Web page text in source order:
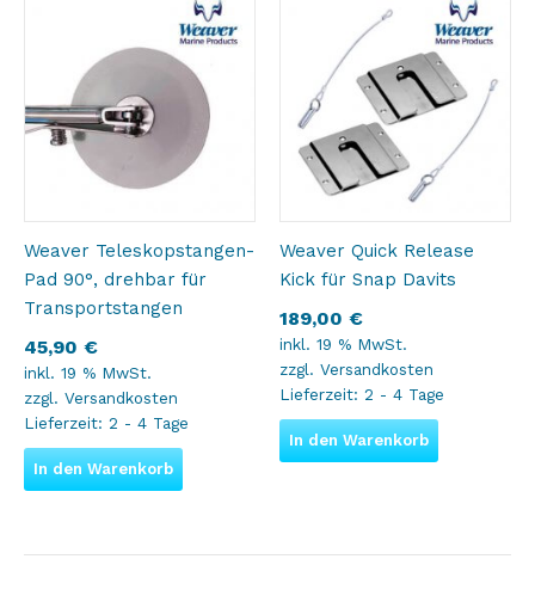
Weaver Teleskopstangen-
Pad 90°, drehbar für
Transportstangen
45,90 €
inkl. 19 % MwSt.
zzgl. Versandkosten
Lieferzeit: 2 - 4 Tage
In den Warenkorb
Weaver Quick Release
Kick für Snap Davits
189,00 €
inkl. 19 % MwSt.
zzgl. Versandkosten
Lieferzeit: 2 - 4 Tage
In den Warenkorb